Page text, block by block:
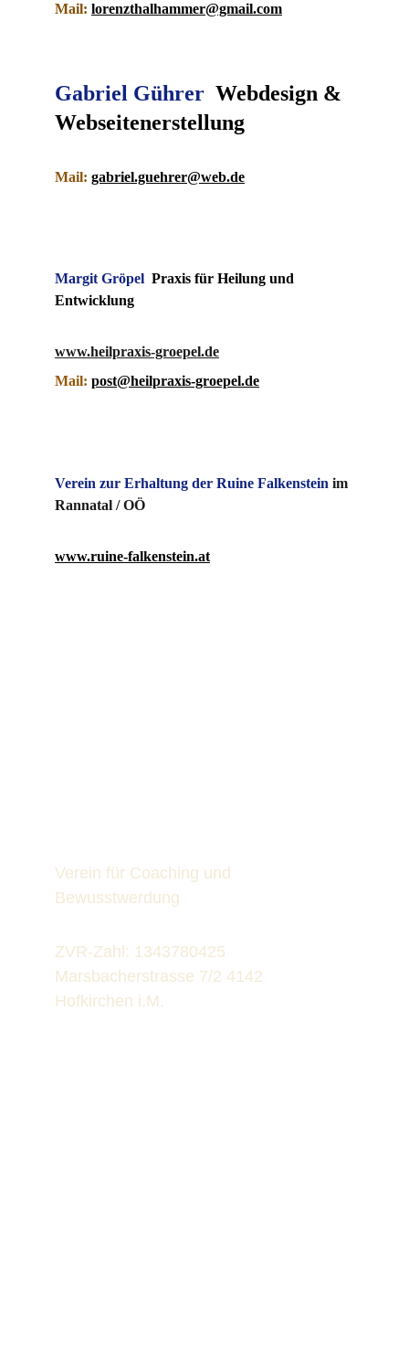
Mail: lorenzthalhammer@gmail.com
Gabriel Gührer Webdesign &
Webseitenerstellung
Mail: gabriel.guehrer@web.de
Margit Gröpel
  Praxis für Heilung und
Entwicklung
www.heilpraxis-groepel.de
Mail: post@heilpraxis-groepel.de
Verein zur Erhaltung der Ruine Falkenstein im
Rannatal / OÖ
www.ruine-falkenstein.at
Verein für Coaching und
Bewusstwerdung
ZVR-Zahl: 1343780425
Marsbacherstrasse 7/2 4142
Hofkirchen i.M.